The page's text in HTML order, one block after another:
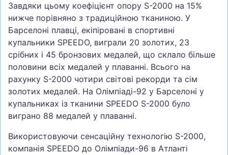
Завдяки цьому коефіцієнт опору S-2000 на 15%
нижче порівняно з традиційною тканиною. У
Барселоні плавці, екіпіровані в спортивні
купальники SPEEDO, виграли 20 золотих, 23
срібних і 45 бронзових медалей, що склало більше
половини всіх медалей у плаванні. Всього на
рахунку S-2000 чотири світові рекорди та сім
золотих медалей. На Олімпіаді-92 у Барселоні у
купальниках із тканини SPEEDO S-2000 було
виграно 88 медалей у плаванні.
Використовуючи сенсаційну технологію S-2000,
компанія SPEEDO до Олімпіади-96 в Атланті